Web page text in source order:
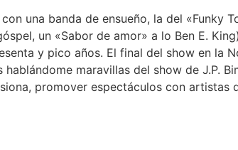
una banda de ensueño, la del «Funky
un «Sabor de amor» a lo Ben E.
y pico años. El final del show en la
maravillas del show de J.P.
promover espectáculos con artistas